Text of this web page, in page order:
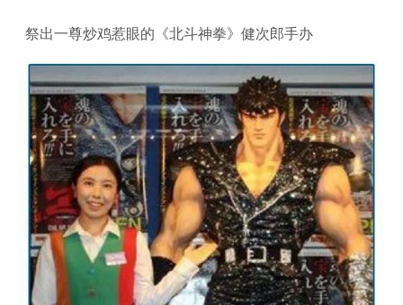
祭出一尊炒鸡惹眼的《北斗神拳》健次郎手办